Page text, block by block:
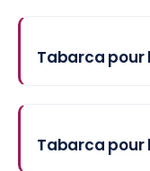
Tabarca
Tabarca